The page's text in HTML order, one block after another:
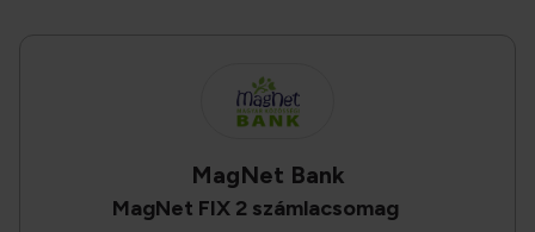
MagNet Bank
MagNet FIX 2 számlacsomag